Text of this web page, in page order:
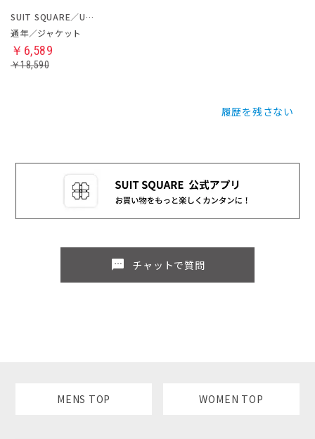
SUIT SQUARE／UNIVERSAL LANGUAGE
通年／ジャケット
￥6,589
￥18,590
履歴を残さない
sms チャットで質問
MENS TOP WOMEN TOP